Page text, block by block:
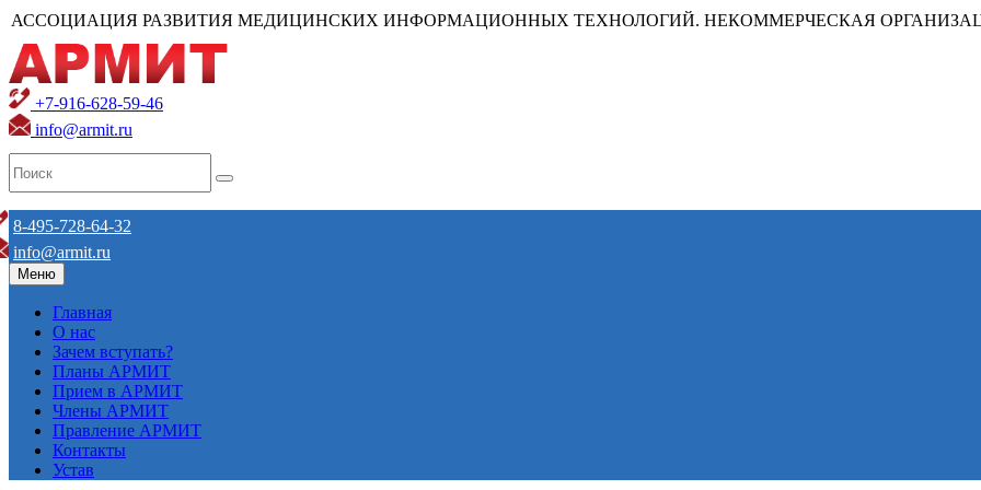
АССОЦИАЦИЯ РАЗВИТИЯ МЕДИЦИНСКИХ ИНФОРМАЦИОННЫХ ТЕХНОЛОГИЙ. НЕКОММЕРЧЕСКАЯ
+7-916-628-59-46
info@armit.ru
8-495-728-64-32
info@armit.ru
Меню
Главная
О нас
Зачем вступать?
Планы АРМИТ
Прием в АРМИТ
Члены АРМИТ
Правление АРМИТ
Контакты
Устав